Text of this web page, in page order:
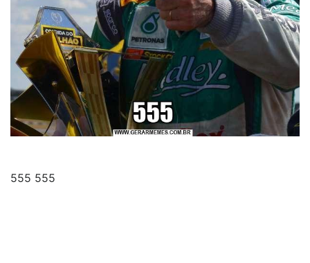
555 555